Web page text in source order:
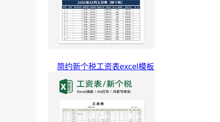
简约新个税工资表excel模板